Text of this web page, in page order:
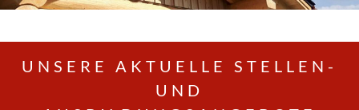
UNSERE AKTUELLE STELLEN-
UND